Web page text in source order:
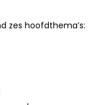
zes hoofdthema’s: